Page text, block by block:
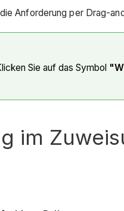
Anforderung per Drag-
Sie auf das Symbol
im